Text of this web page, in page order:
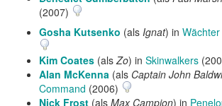
(2007)
Gosha Kutsenko (als Ignat) in
Kim Coates (alsZo) in Skinwalkers
Alan McKenna (als Captain John
Command (2006)
Nick Frost (als Max Campion) in